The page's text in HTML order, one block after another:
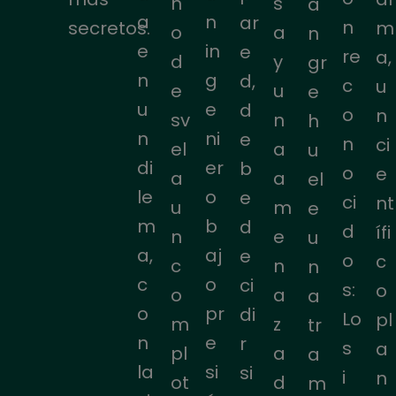
secretos.
a
e
n
u
n
di
le
m
a,
c
o
n
la
o
d
e
sv
el
a
u
n
c
o
m
pl
ot
n
in
g
e
ni
er
o
b
aj
o
pr
e
si
ar
e
d,
d
e
b
e
d
e
ci
di
r
si
a
y
u
n
a
a
m
e
n
a
z
a
d
n
gr
e
h
u
el
e
u
n
a
tr
a
m
n
re
c
o
n
o
ci
d
o
s:
Lo
s
i
m
a,
u
n
ci
e
nt
ífi
c
o
pl
a
n